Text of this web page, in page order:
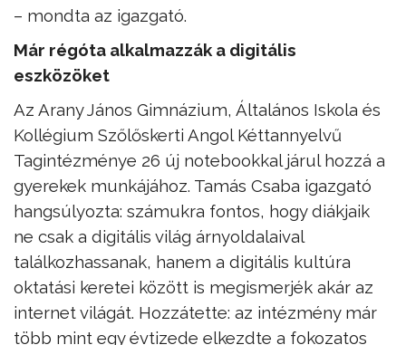
– mondta az igazgató.
Már régóta alkalmazzák a digitális
eszközöket
Az Arany János Gimnázium, Általános Iskola és
Kollégium Szőlőskerti Angol Kéttannyelvű
Tagintézménye 26 új notebookkal járul hozzá a
gyerekek munkájához. Tamás Csaba igazgató
hangsúlyozta: számukra fontos, hogy diákjaik
ne csak a digitális világ árnyoldalaival
találkozhassanak, hanem a digitális kultúra
oktatási keretei között is megismerjék akár az
internet világát. Hozzátette: az intézmény már
több mint egy évtizede elkezdte a fokozatos